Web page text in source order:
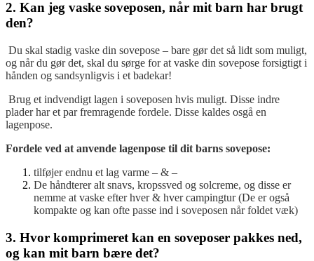
2. Kan jeg vaske soveposen, når mit barn har brugt
den?
Du skal stadig vaske din sovepose – bare gør det så lidt som muligt,
og når du gør det, skal du sørge for at vaske din sovepose forsigtigt i
hånden og sandsynligvis i et badekar!
Brug et indvendigt lagen i soveposen hvis muligt. Disse indre
plader har et par fremragende fordele. Disse kaldes osgå en
lagenpose.
Fordele ved at anvende lagenpose til dit barns sovepose:
tilføjer endnu et lag varme – & –
De håndterer alt snavs, kropssved og solcreme, og disse er
nemme at vaske efter hver & hver campingtur (De er også
kompakte og kan ofte passe ind i soveposen når foldet væk)
3. Hvor komprimeret kan en soveposer pakkes ned,
og kan mit barn bære det?